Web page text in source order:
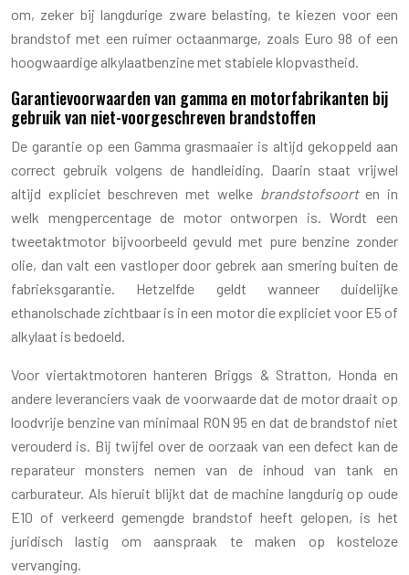
om, zeker bij langdurige zware belasting, te kiezen voor een
brandstof met een ruimer octaanmarge, zoals Euro 98 of een
hoogwaardige alkylaatbenzine met stabiele klopvastheid.
Garantievoorwaarden van gamma en motorfabrikanten bij
gebruik van niet-voorgeschreven brandstoffen
De garantie op een Gamma grasmaaier is altijd gekoppeld aan
correct gebruik volgens de handleiding. Daarin staat vrijwel
altijd expliciet beschreven met welke brandstofsoorten in
welk mengpercentage de motor ontworpen is. Wordt een
tweetaktmotor bijvoorbeeld gevuld met pure benzine zonder
olie, dan valt een vastloper door gebrek aan smering buiten de
fabrieksgarantie. Hetzelfde geldt wanneer duidelijke
ethanolschade zichtbaar is in een motor die expliciet voor E5 of
alkylaat is bedoeld.
Voor viertaktmotoren hanteren Briggs & Stratton, Honda en
andere leveranciers vaak de voorwaarde dat de motor draait op
loodvrije benzine van minimaal RON 95 en dat de brandstof niet
verouderd is. Bij twijfel over de oorzaak van een defect kan de
reparateur monsters nemen van de inhoud van tank en
carburateur. Als hieruit blijkt dat de machine langdurig op oude
E10 of verkeerd gemengde brandstof heeft gelopen, is het
juridisch lastig om aanspraak te maken op kosteloze
vervanging.